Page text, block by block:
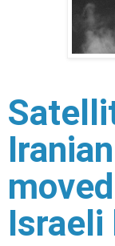
Israeli